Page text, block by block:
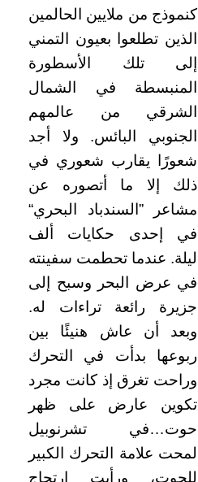
كنموذج من ملايين الحالمين
الذين تطلعوا بعيون التمني
إلى تلك الأسطورة
المنبسطة في الشمال
الشرقي من عالمهم
الجنوبي البائس. ولا أجد
شعورًا يقارب شعوري في
ذلك إلا ما أتصوره عن
مشاعر ”السندباد البحري“
في إحدى حكايات ألف
ليلة. عندما تحطمت سفينته
في عرض البحر وسبح إلى
جزيرة رائعة تراءات له.
وبعد أن عاش هنيئًا بين
ربوعها بدأت في التحرك
وراحت تغرق إذ كانت مجرد
تكوين عارض على ظهر
حوت…في تشرنوبيل
لمحت علامة التحرك الكبير
للحوت، ورأيت ارتجاج